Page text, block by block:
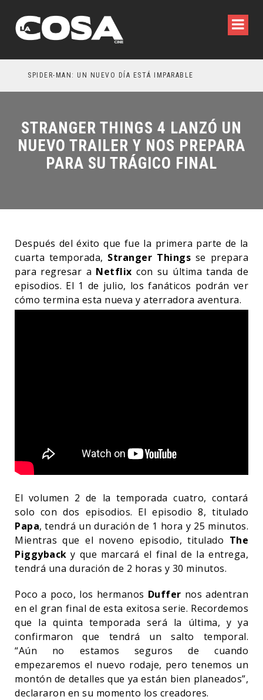
SPIDER-MAN: UN NUEVO DÍA ESTÁ IMPARABLE
STRANGER THINGS 4 LANZÓ UN
NUEVO TRAILER Y NOS PREPARA
PARA SU TRÁGICO FINAL
Después del éxito que fue la primera parte de la
cuarta temporada, Stranger Things se prepara
para regresar a Netflix con su última tanda de
episodios. El 1 de julio, los fanáticos podrán ver
cómo termina esta nueva y aterradora aventura.
El volumen 2 de la temporada cuatro, contará
solo con dos episodios. El episodio 8, titulado
Papa, tendrá un duración de 1 hora y 25 minutos.
Mientras que el noveno episodio, titulado The
Piggyback y que marcará el final de la entrega,
tendrá una duración de 2 horas y 30 minutos.
Poco a poco, los hermanos Duffer nos adentran
en el gran final de esta exitosa serie. Recordemos
que la quinta temporada será la última, y ya
confirmaron que tendrá un salto temporal.
“Aún no estamos seguros de cuando
empezaremos el nuevo rodaje, pero tenemos un
montón de detalles que ya están bien planeados”,
declararon en su momento los creadores.